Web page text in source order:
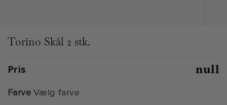
Torino Skål 2 stk.
Pris null
Farve Vælg farve